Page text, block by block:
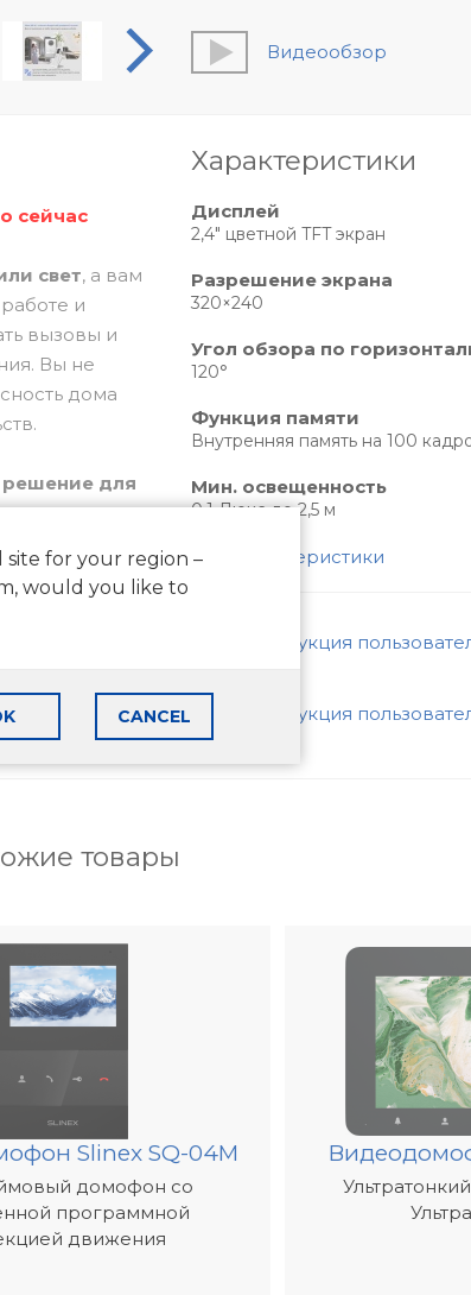
Видеообзор
сейчас
свет, а вам
и
вызовы и
Вы не
дома
решение для
не
входят
готовы к
на
доме,
к
Характеристики
Дисплей
2,4" цветной TFT экран
Разрешение экрана
320×240
Угол обзора по
120°
Функция памяти
Внутренняя память на 100
Мин. освещенность
0,1 Люкс до 2,5 м
Все характеристики
Инструкция
Инструкция
товары
Slinex SQ-04M
домофон со
программной
движения
site for your region –
would you like to
CANCEL